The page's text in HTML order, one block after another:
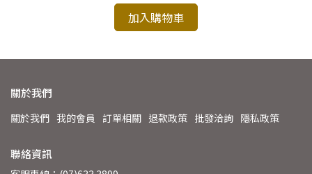
加入購物車
關於我們
關於我們 我的會員 訂單相關 退款政策 批發洽詢 隱私政策
聯絡資訊